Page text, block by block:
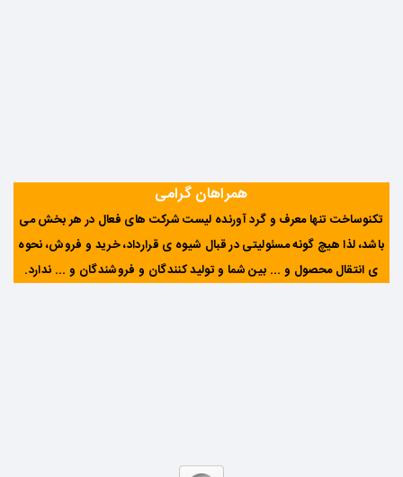
همراهان گرامی
تکنوساخت تنها معرف و گرد آورنده لیست شرکت های فعال در هر بخش می
باشد، لذا هیچ گونه مسئولیتی در قبال شیوه ی قرارداد، خرید و فروش، نحوه
ی انتقال محصول و ... بین شما و تولید کنندگان و فروشندگان و ... ندارد.